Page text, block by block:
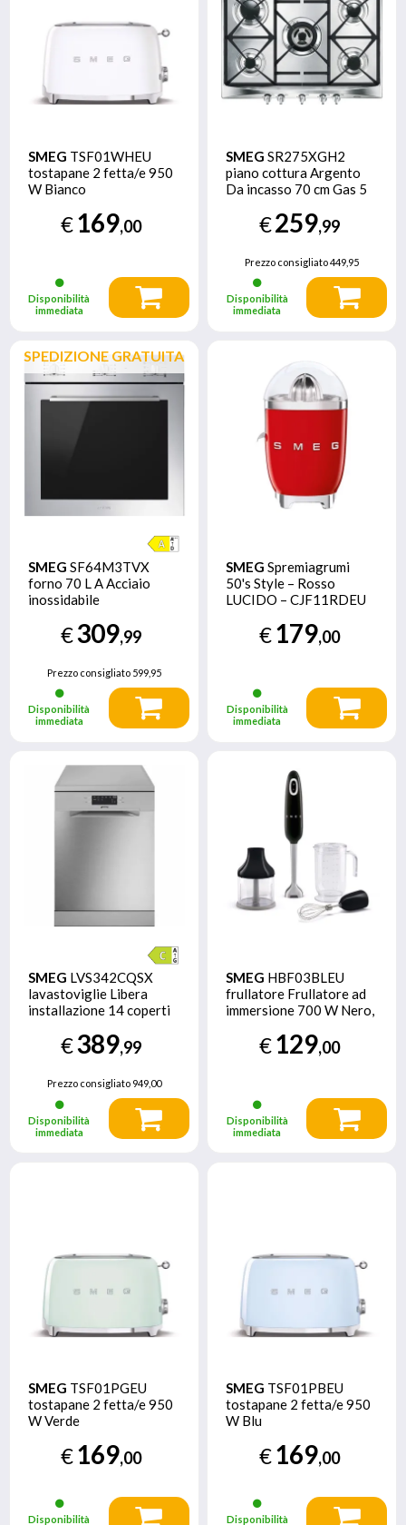
SMEG TSF01WHEU
tostapane 2 fetta/e 950
W Bianco
€169,00
Disponibilità
immediata
SMEG SR275XGH2
piano cottura Argento
Da incasso 70 cm Gas 5
€259,99
Prezzo consigliato449,95
Disponibilità
immediata
SPEDIZIONE GRATUITA
SMEG SF64M3TVX
forno 70 L A Acciaio
inossidabile
€309,99
Prezzo consigliato599,95
Disponibilità
immediata
SMEG Spremiagrumi
50's Style – Rosso
LUCIDO – CJF11RDEU
€179,00
Disponibilità
immediata
SMEG LVS342CQSX
lavastoviglie Libera
installazione 14 coperti
€389,99
Prezzo consigliato949,00
Disponibilità
immediata
SMEG HBF03BLEU
frullatore Frullatore ad
immersione 700 W Nero,
€129,00
Disponibilità
immediata
SMEG TSF01PGEU
tostapane 2 fetta/e 950
W Verde
€169,00
Disponibilità
SMEG TSF01PBEU
tostapane 2 fetta/e 950
W Blu
€169,00
Disponibilità